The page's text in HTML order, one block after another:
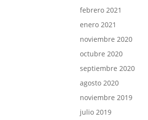
febrero 2021
enero 2021
noviembre 2020
octubre 2020
septiembre 2020
agosto 2020
noviembre 2019
julio 2019